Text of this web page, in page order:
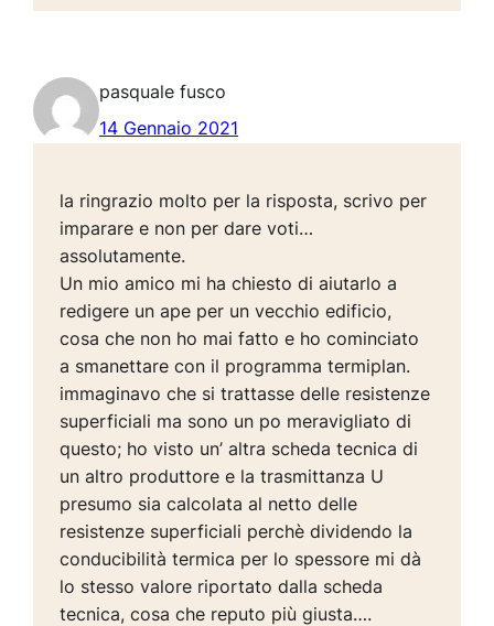
pasquale fusco
14 Gennaio 2021
la ringrazio molto per la risposta, scrivo per
imparare e non per dare voti…
assolutamente.
Un mio amico mi ha chiesto di aiutarlo a
redigere un ape per un vecchio edificio,
cosa che non ho mai fatto e ho cominciato
a smanettare con il programma termiplan.
immaginavo che si trattasse delle resistenze
superficiali ma sono un po meravigliato di
questo; ho visto un’ altra scheda tecnica di
un altro produttore e la trasmittanza U
presumo sia calcolata al netto delle
resistenze superficiali perchè dividendo la
conducibilità termica per lo spessore mi dà
lo stesso valore riportato dalla scheda
tecnica, cosa che reputo più giusta….